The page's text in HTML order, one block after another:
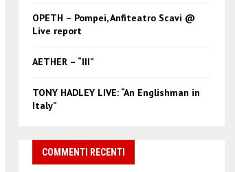
OPETH – Pompei, Anfiteatro Scavi @
Live report
AETHER – “III”
TONY HADLEY LIVE: “An Englishman in
Italy”
COMMENTI RECENTI